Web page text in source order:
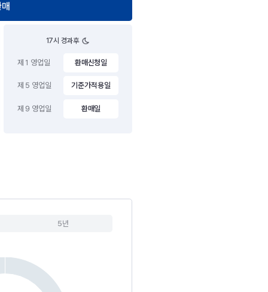
17시 경과후
제 1 영업일 환매신청일
제 5 영업일 기준가적용일
제 9 영업일 환매일
5년